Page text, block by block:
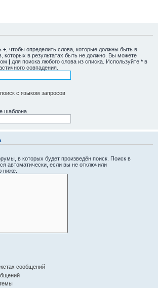
+ , чтобы определить слова, которые должны быть в
которых в результатах быть не должно. Вы можете
| для поиска любого слова из списка. Используйте * в
совпадения.
с языком запросов
шаблона.
в которых будет произведён поиск. Поиск в
автоматически, если вы не отключили
ниже.
сообщений